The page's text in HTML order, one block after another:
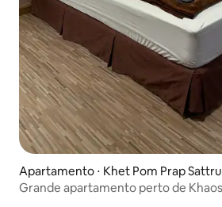
Apartamento ⋅ Khet Pom Prap
Grande apartamento perto de